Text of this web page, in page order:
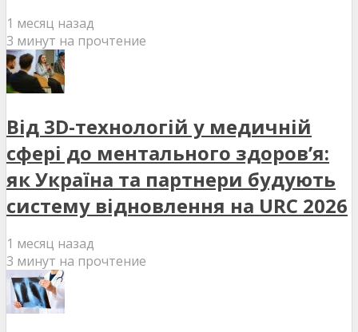
1 месяц назад
3 минут на прочтение
Від 3D-технологій у медичній
сфері до ментального здоров’я:
як Україна та партнери будують
систему відновлення на URC 2026
1 месяц назад
3 минут на прочтение